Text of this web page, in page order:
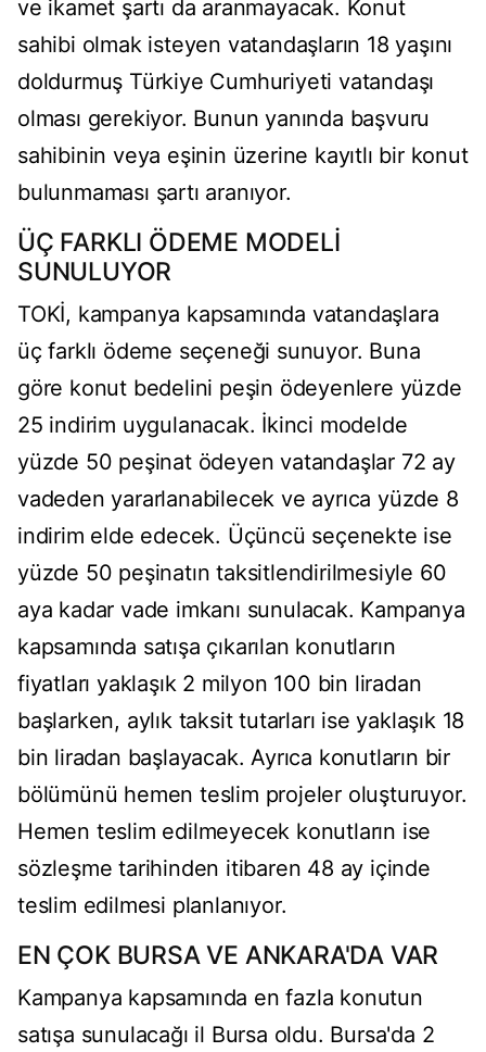
ve ikamet şartı da aranmayacak. Konut
sahibi olmak isteyen vatandaşların 18 yaşını
doldurmuş Türkiye Cumhuriyeti vatandaşı
olması gerekiyor. Bunun yanında başvuru
sahibinin veya eşinin üzerine kayıtlı bir konut
bulunmaması şartı aranıyor.
ÜÇ FARKLI ÖDEME MODELİ
SUNULUYOR
TOKİ, kampanya kapsamında vatandaşlara
üç farklı ödeme seçeneği sunuyor. Buna
göre konut bedelini peşin ödeyenlere yüzde
25 indirim uygulanacak. İkinci modelde
yüzde 50 peşinat ödeyen vatandaşlar 72 ay
vadeden yararlanabilecek ve ayrıca yüzde 8
indirim elde edecek. Üçüncü seçenekte ise
yüzde 50 peşinatın taksitlendirilmesiyle 60
aya kadar vade imkanı sunulacak. Kampanya
kapsamında satışa çıkarılan konutların
fiyatları yaklaşık 2 milyon 100 bin liradan
başlarken, aylık taksit tutarları ise yaklaşık 18
bin liradan başlayacak. Ayrıca konutların bir
bölümünü hemen teslim projeler oluşturuyor.
Hemen teslim edilmeyecek konutların ise
sözleşme tarihinden itibaren 48 ay içinde
teslim edilmesi planlanıyor.
EN ÇOK BURSA VE ANKARA'DA VAR
Kampanya kapsamında en fazla konutun
satışa sunulacağı il Bursa oldu. Bursa'da 2